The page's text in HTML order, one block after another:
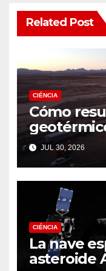
Related Post
CIÉNCIA
Cómo
JUL 30, 2026
CIÉNCIA
La nave
asteroide